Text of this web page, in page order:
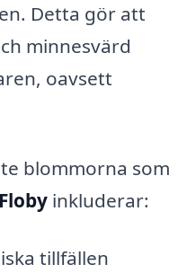
Detta gör att
minnesvärd
oavsett
blommorna som
inkluderar:
tillfällen